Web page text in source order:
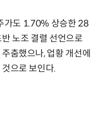
가도 1.70% 상승한 28
노조 결렬 선언으로
춤했으나, 업황 개선에
으로 보인다.